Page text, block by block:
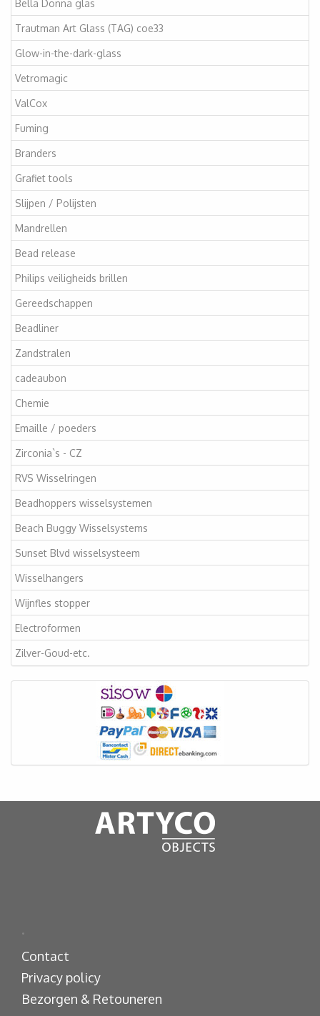
Bella Donna glas
Trautman Art Glass (TAG) coe33
Glow-in-the-dark-glass
Vetromagic
ValCox
Fuming
Branders
Grafiet tools
Slijpen / Polijsten
Mandrellen
Bead release
Philips veiligheids brillen
Gereedschappen
Beadliner
Zandstralen
cadeaubon
Chemie
Emaille / poeders
Zirconia`s - CZ
RVS Wisselringen
Beadhoppers wisselsystemen
Beach Buggy Wisselsystems
Sunset Blvd wisselsysteem
Wisselhangers
Wijnfles stopper
Electroformen
Zilver-Goud-etc.
.
Contact
Privacy policy
Bezorgen & Retouneren